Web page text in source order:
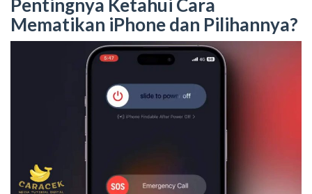
Pentingnya Ketahui Cara
Mematikan iPhone dan Pilihannya?